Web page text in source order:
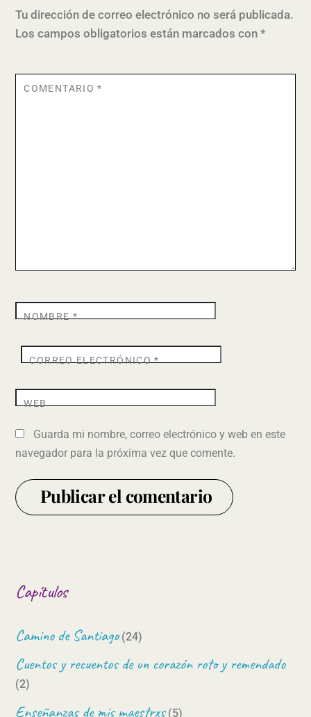
Tu dirección de correo electrónico no será publicada.
Los campos obligatorios están marcados con*
COMENTARIO*
NOMBRE*
CORREO ELECTRÓNICO*
WEB
Guarda mi nombre, correo electrónico y web en este
navegador para la próxima vez que comente.
Capítulos
Camino de Santiago(24)
Cuentos y recuentos de un corazón roto y remendado
(2)
Enseñanzas de mis maestrxs(5)